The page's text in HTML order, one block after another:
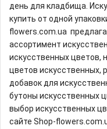
день для кладбища.
купить от одной
flowers.com.ua
ассортимент
искусственных цветов,
цветов искусственных,
добавок для
бутоны искусственных
выбор искусственных
сайте Shop-